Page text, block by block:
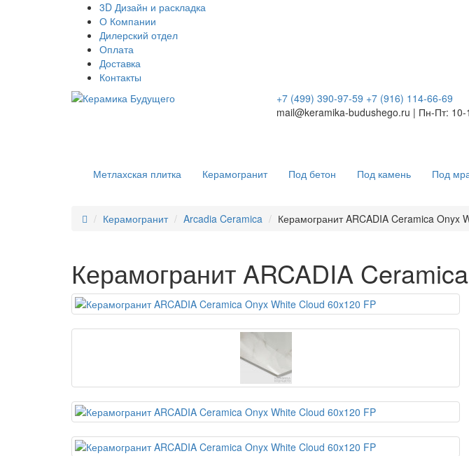
3D Дизайн и раскладка
О Компании
Дилерский отдел
Оплата
Доставка
Контакты
+7 (499) 390-97-59 +7 (916) 114-66-69
mail@keramika-budushego.ru | Пн-Пт:
Метлахская плитка Керамогранит Под бетон Под камень Под
Керамогранит Arcadia Ceramica Керамогранит ARCADIA Ceramica Onyx
Керамогранит ARCADIA